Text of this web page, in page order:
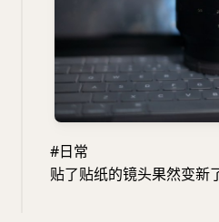
#日常
贴了贴纸的镜头果然变新